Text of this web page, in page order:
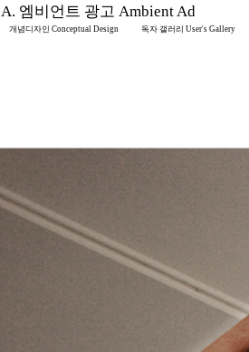
A. 엠비언트 광고 Ambient Ad
개념디자인 Conceptual Design 독자 갤러리 User's Gallery